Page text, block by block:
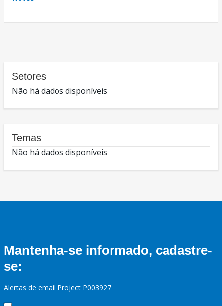
Setores
Não há dados disponíveis
Temas
Não há dados disponíveis
Mantenha-se informado, cadastre-
se:
Alertas de email Project P003927